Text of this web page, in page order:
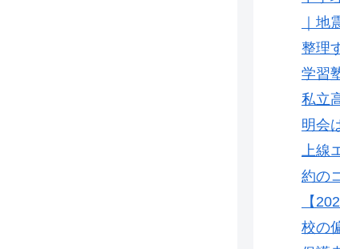
｜地
整理
学習
私立
明会
上線
約の
【
校の